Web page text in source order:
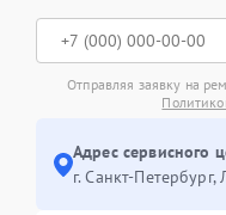
Отправляя заявку на
Адрес сервисного
г. Санкт-